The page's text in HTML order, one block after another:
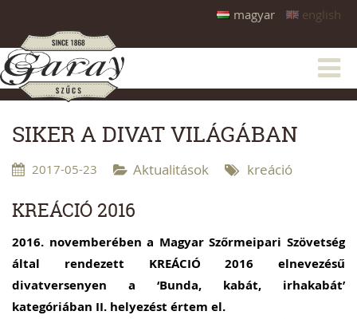
magyar english
SIKER A DIVAT VILÁGÁBAN
2017-05-23 Aktualitások kreáció
KREÁCIÓ 2016
2016. novemberében a Magyar Szőrmeipari Szövetség
által rendezett KREÁCIÓ 2016 elnevezésű
divatversenyen a ‘Bunda, kabát, irhakabát’
kategóriában II. helyezést értem el.